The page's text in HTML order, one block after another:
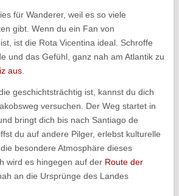
für Wanderer, weil es so viele
gibt. Wenn du ein Fan von
ist die Rota Vicentina ideal. Schroffe
und das Gefühl, ganz nah am Atlantik zu
aus.
geschichtsträchtig ist, kannst du dich
versuchen. Der Weg startet in
bringt dich bis nach Santiago de
du auf andere Pilger, erlebst kulturelle
besondere Atmosphäre dieses
wird es hingegen auf der Route der
an die Ursprünge des Landes